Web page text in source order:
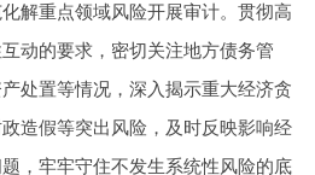
重点领域风险开展审计。贯彻高
动的要求，密切关注地方债务管
处置等情况，深入揭示重大经济贪
造假等突出风险，及时反映影响经
，牢牢守住不发生系统性风险的底